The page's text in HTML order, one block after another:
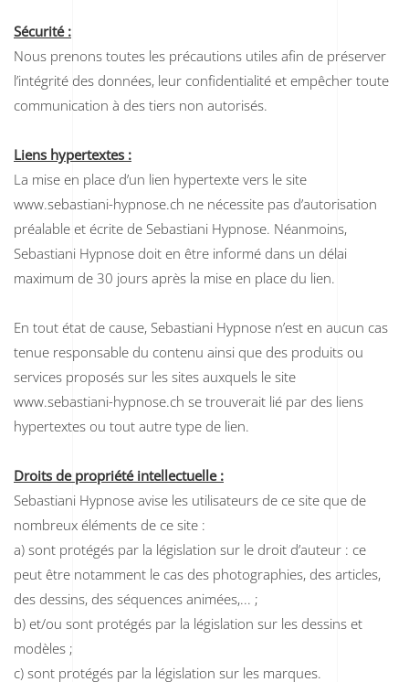
Sécurité :
Nous prenons toutes les précautions utiles afin de préserver
l’intégrité des données, leur confidentialité et empêcher toute
communication à des tiers non autorisés.
Liens hypertextes :
La mise en place d’un lien hypertexte vers le site
www.sebastiani-hypnose.ch ne nécessite pas d’autorisation
préalable et écrite de Sebastiani Hypnose. Néanmoins,
Sebastiani Hypnose doit en être informé dans un délai
maximum de 30 jours après la mise en place du lien.
En tout état de cause, Sebastiani Hypnose n’est en aucun cas
tenue responsable du contenu ainsi que des produits ou
services proposés sur les sites auxquels le site
www.sebastiani-hypnose.ch se trouverait lié par des liens
hypertextes ou tout autre type de lien.
Droits de propriété intellectuelle :
Sebastiani Hypnose avise les utilisateurs de ce site que de
nombreux éléments de ce site :
a) sont protégés par la législation sur le droit d’auteur : ce
peut être notamment le cas des photographies, des articles,
des dessins, des séquences animées,... ;
b) et/ou sont protégés par la législation sur les dessins et
modèles ;
c) sont protégés par la législation sur les marques.